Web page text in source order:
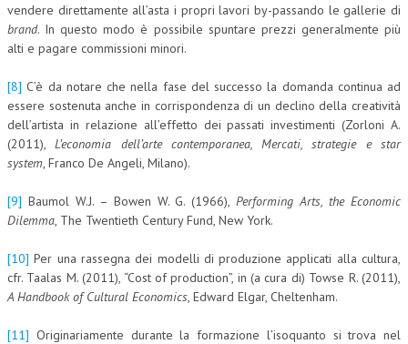
vendere direttamente all’asta i propri lavori by-passando le gallerie di
brand. In questo modo è possibile spuntare prezzi generalmente più
alti e pagare commissioni minori.
[8] C’è da notare che nella fase del successo la domanda continua ad
essere sostenuta anche in corrispondenza di un declino della creatività
dell’artista in relazione all’effetto dei passati investimenti (Zorloni A.
(2011),L’economia dell’arte contemporanea, Mercati, strategie e star
system, Franco De Angeli, Milano).
[9] Baumol W.J. – Bowen W. G. (1966),Performing Arts, the Economic
Dilemma, The Twentieth Century Fund, New York.
[10] Per una rassegna dei modelli di produzione applicati alla cultura,
cfr. Taalas M. (2011), “Cost of production”, in (a cura di) Towse R. (2011),
A Handbook of Cultural Economics, Edward Elgar, Cheltenham.
[11] Originariamente durante la formazione l’isoquanto si trova nel